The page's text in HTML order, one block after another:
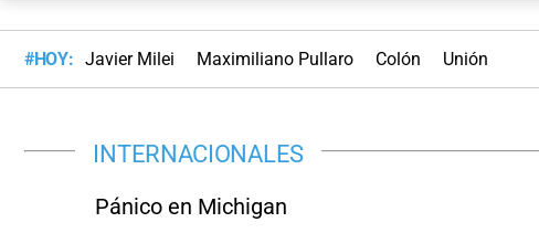
#HOY: Javier Milei Maximiliano Pullaro Colón Unión
INTERNACIONALES
Pánico en Michigan